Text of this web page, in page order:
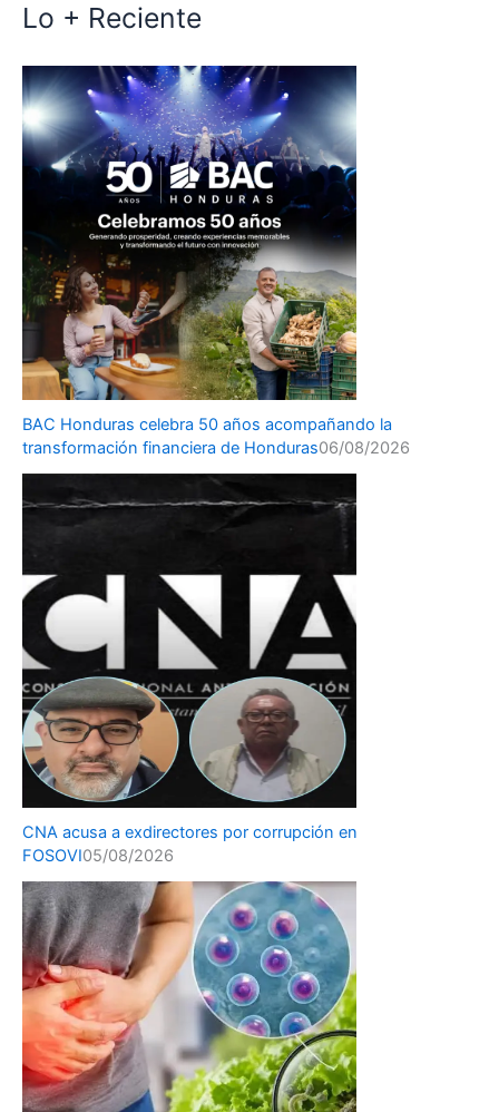
Lo + Reciente
BAC Honduras celebra 50 años acompañando la
transformación financiera de Honduras06/08/2026
CNA acusa a exdirectores por corrupción en
FOSOVI05/08/2026